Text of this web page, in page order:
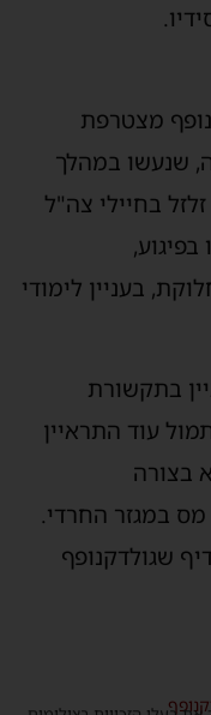
מצטרפת
שנעשו במהלך
בחיילי צה"ל
בעניין לימודי
בתקשורת
עוד התראיין
בצורה
במגזר החרדי.
שגולדקנופף